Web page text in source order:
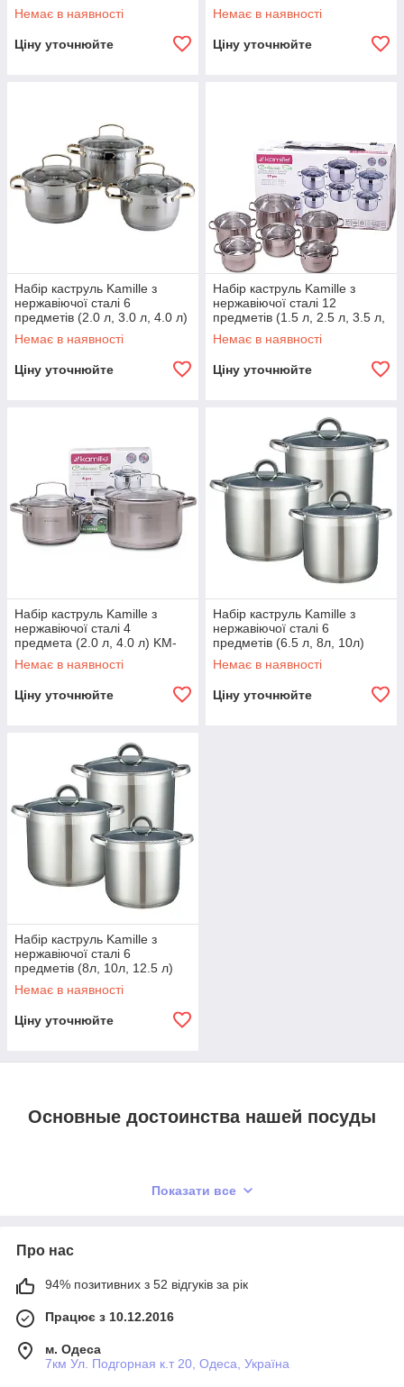
Від провідного виробника Kamille
Понад65 позицій
в даній категорії. Пропонуємо
тільки високоякісну продукцію від провідного
нержавіючої сталі. Низькі ціни, якісний сервіс,
Топ-4 аргумент для покупки посуду в
компанії «АМА»
Як офіційний представник даної марки,
наші ціни найнижчі на ринку.
Надаємо грамотні консультації та допомога
в підборі посуду, відправляємо товари без
передоплати кожен день, крім неділі.
Гарантія 100% повернення коштів, якщо
продукція не підійшла, протягом 14 днів.
замовником.
KM-0616
Немає в наявності
Ціну уточнюйте
4005G
Немає в наявності
Ціну уточнюйте
Набір каструль Kamille з
нержавіючої сталі 6
предметів (2.0 л, 3.0 л, 4.0 л)
KM-4006G
Немає в наявності
Ціну уточнюйте
Набір каструль Kamille з
нержавіючої сталі 12
предметів (1.5 л, 2.5 л, 3.5 л,
6.0 л) KM-4010S
Немає в наявності
Ціну уточнюйте
Набір каструль Kamille з
нержавіючої сталі 4
предмета (2.0 л, 4.0 л) KM-
4046S
Немає в наявності
Ціну уточнюйте
Набір каструль Kamille з
нержавіючої сталі 6
предметів (6.5 л, 8л, 10л)
KM-5800
Немає в наявності
Ціну уточнюйте
Набір каструль Kamille з
нержавіючої сталі 6
предметів (8л, 10л, 12.5 л)
KM-5801
Немає в наявності
Ціну уточнюйте
Основные достоинства нашей посуды
посуды с различной комплектацией и объемом, а
другие принадлежности.
Удобная функциональность
Показати все
Про нас
94% позитивних з 52 відгуків за рік
Працює з 10.12.2016
м. Одеса
7км Ул. Подгорная к.т 20, Одеса, Україна